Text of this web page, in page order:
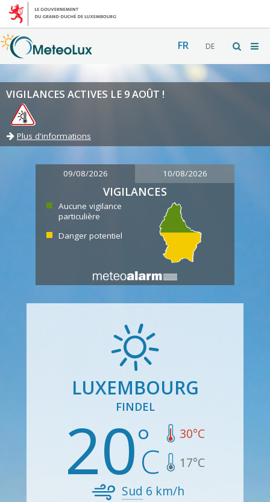
FR DE
VIGILANCES ACTIVES LE 9 AOÛT !
Plus d'informations
09/08/2026 10/08/2026
VIGILANCES
Aucune vigilance
particulière
Danger potentiel
LUXEMBOURG
FINDEL
20 30°C
17°C
Sud 6 km/h